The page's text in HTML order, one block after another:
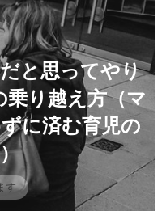
と思ってやり
り越え方（マ
に済む育児の
す